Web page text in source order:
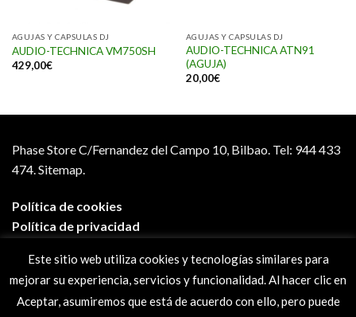
AGUJAS Y CAPSULAS DJ
AUDIO-TECHNICA VM750SH
429,00€
AGUJAS Y CAPSULAS DJ
AUDIO-TECHNICA ATN91
(AGUJA)
20,00€
Phase Store C/Fernandez del Campo 10, Bilbao. Tel: 944 433
474.Sitemap.
Política de cookies
Política de privacidad
Condiciones de compra
Preguntas frecuentes
Este sitio web utiliza cookies y tecnologías similares para
mejorar su experiencia, servicios y funcionalidad. Al hacer clic en
Aceptar, asumiremos que está de acuerdo con ello, pero puede